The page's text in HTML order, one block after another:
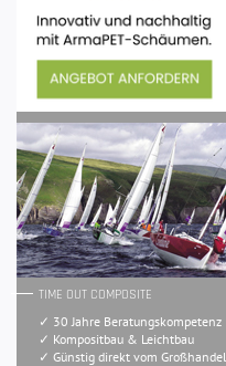
TIME OUT COMPOSITE
✓ 30 Jahre Beratungskompetenz
✓ Kompositbau & Leichtbau
✓ Günstig direkt vom Großhandel